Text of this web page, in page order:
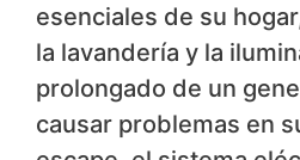
esenciales de su
la lavandería y la
prolongado de un
causar problemas en